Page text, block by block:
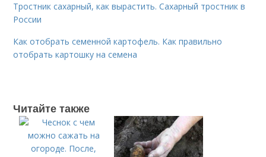
Тростник сахарный, как вырастить. Сахарный тростник в
России
Как отобрать семенной картофель. Как правильно
отобрать картошку на семена
Читайте также